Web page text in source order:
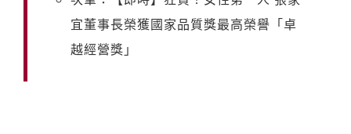
宜董事長榮獲國家品質獎最高榮譽「卓
越經營獎」